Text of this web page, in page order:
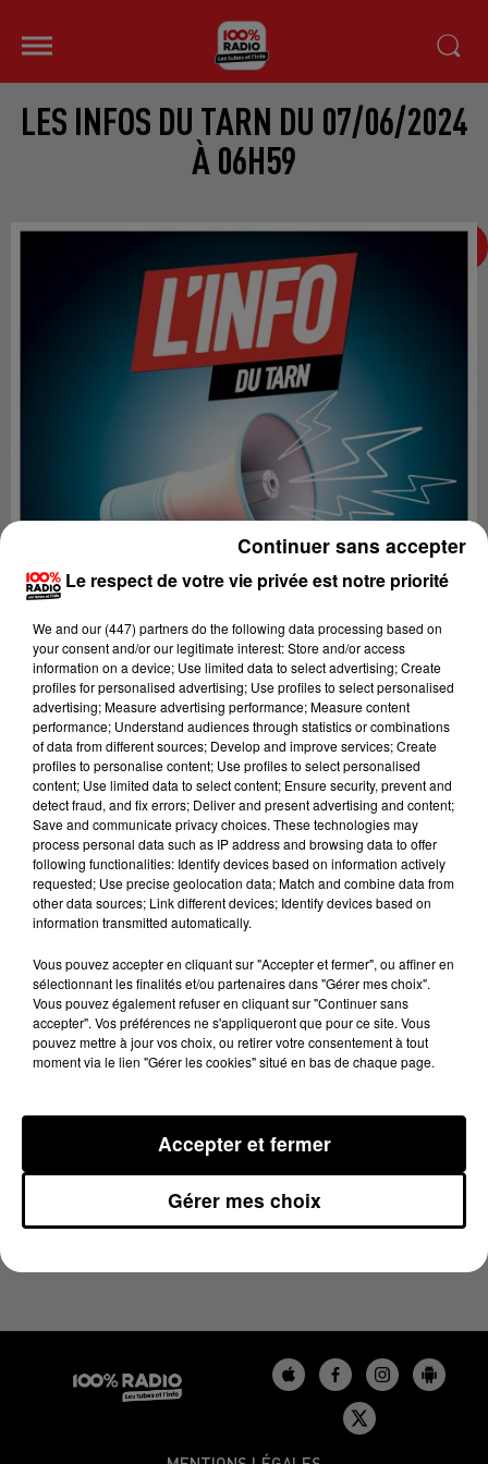
LES INFOS DU TARN DU 07/06/2024
À 06H59
Lecture (4 min 25 sec)
100%
7 juin 2024 - 4 min 25 sec
LES INFOS DU TARN DU 07/06/2024 À 06H59
Le respect de votre vie privée est notre priorité
We and our (447) partnersdo the following data processing based on
your consent and/or our legitimate interest: Store and/or access
information on a device; Use limited data to select advertising; Create
profiles for personalised advertising; Use profiles to select personalised
advertising; Measure advertising performance; Measure content
performance; Understand audiences through statistics or combinations
of data from different sources; Develop and improve services; Create
profiles to personalise content; Use profiles to select personalised
content; Use limited data to select content; Ensure security, prevent and
detect fraud, and fix errors; Deliver and present advertising and content;
Save and communicate privacy choices. These technologies may
process personal data such as IP address and browsing data to offer
following functionalities: Identify devices based on information actively
requested; Use precise geolocation data; Match and combine data from
other data sources; Link different devices; Identify devices based on
information transmitted automatically.
Vous pouvez accepter en cliquant sur "Accepter et fermer", ou affiner en
sélectionnant les finalités et/ou partenaires dans "Gérer mes choix".
Vous pouvez également refuser en cliquant sur "Continuer sans
accepter". Vos préférences ne s'appliqueront que pour ce site. Vous
pouvez mettre à jour vos choix, ou retirer votre consentement à tout
moment via le lien "Gérer les cookies" situé en bas de chaque page.
Gérer mes choix
Accepter et fermer
Continuer sans accepter